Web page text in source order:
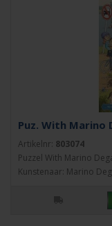
Puz. With Marino
Artikelnr: 803074
Puzzel With Marino
Kunstenaar: Marino